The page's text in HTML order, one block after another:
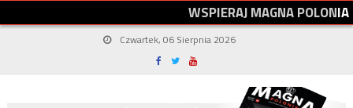
WSPIERAJMAGNAPOLONIA
Czwartek, 06 Sierpnia 2026